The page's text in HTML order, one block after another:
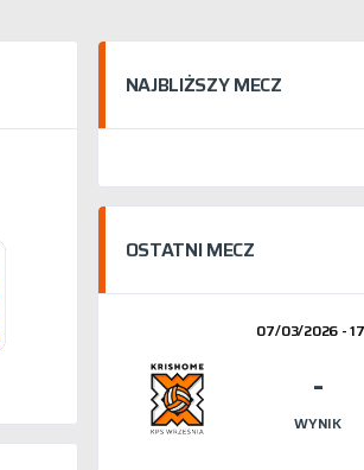
NAJBLIŻSZY MECZ
OSTATNI MECZ
07/03/2026 -
-
WYNIK